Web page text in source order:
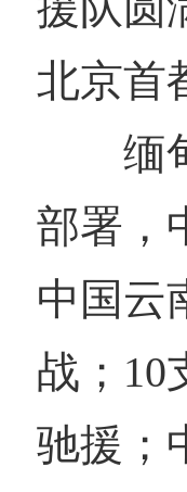
北京首
缅
部署，
中国云
战；10
驰援；